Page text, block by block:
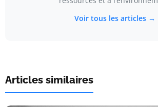
Voir tous les articles →
Articles similaires